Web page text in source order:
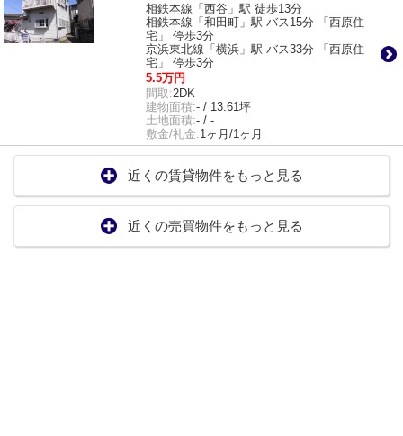
相鉄本線「西谷」駅 徒歩13分
相鉄本線「和田町」駅 バス15分 「西原住
宅」 停歩3分
京浜東北線「横浜」駅 バス33分 「西原住
宅」 停歩3分
5.5万円
間取:2DK
建物面積:- / 13.61坪
土地面積:- / -
敷金/礼金:1ヶ月/1ヶ月
近くの賃貸物件をもっと見る
近くの売買物件をもっと見る